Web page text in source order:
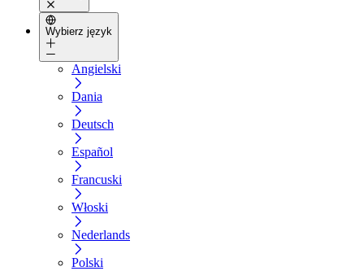
Wybierz język
Angielski
Dania
Deutsch
Español
Francuski
Włoski
Nederlands
Polski